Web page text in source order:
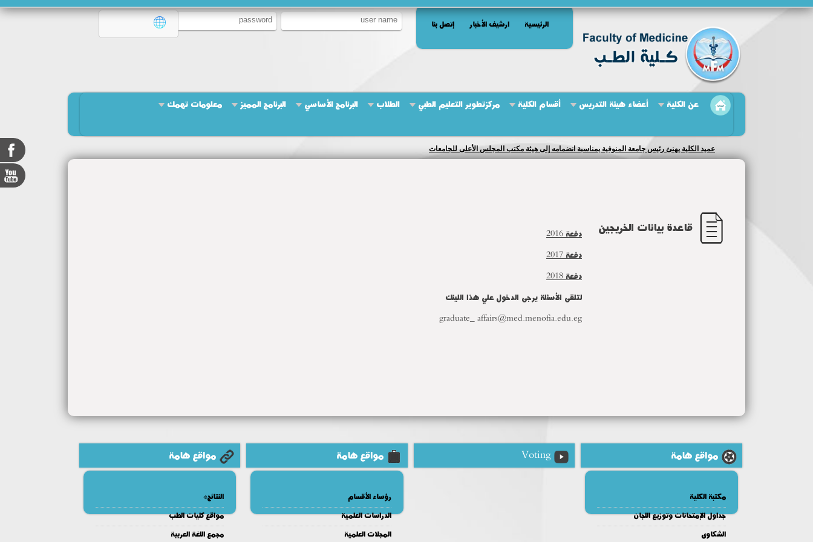
الرئيسية ارشيف الأخبار إتصل بنا
عن الكلية أعضاء هيئة التدريس أقسام الكلية مركزتطوير التعليم الطبي الطلاب البرنامج الأساسي البرنامج المميز معلومات تهمك
مجلس إدارة المستشفيات الجامعية يعقد جلسته الحادية عشرة لمتابعة تطوير منظومة العمل والخدمات الطبية بالمستشفيات الجامعية
قاعدة بيانات الخريجين
دفعة 2016
دفعة 2017
دفعة 2018
لتلقى الأسئلة يرجى الدخول علي هذا اللينك
graduate_ affairs@med.menofia.edu.eg
مواقع هامة
مكتبة الكلية
جداول الإمتحانات وتوزيع اللجان
الشكاوى
Voting مواقع هامة
رؤساء الأقسام
الدراسات العلمية
المجلات العلمية
مواقع هامة
النتائج*
مواقع كليات الطب
مجمع اللغة العربية